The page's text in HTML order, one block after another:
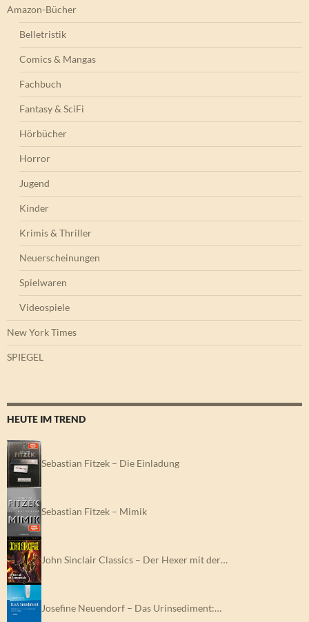
Amazon-Bücher
Belletristik
Comics & Mangas
Fachbuch
Fantasy & SciFi
Hörbücher
Horror
Jugend
Kinder
Krimis & Thriller
Neuerscheinungen
Spielwaren
Videospiele
New York Times
SPIEGEL
HEUTE IM TREND
Sebastian Fitzek – Die Einladung
Sebastian Fitzek – Mimik
John Sinclair Classics – Der Hexer mit der…
Josefine Neuendorf – Das Urinsediment:…